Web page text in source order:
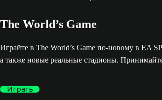
The World’s Game
Играйте в The World’s Game по-новому в EA
а также новые реальные стадионы.
Играть